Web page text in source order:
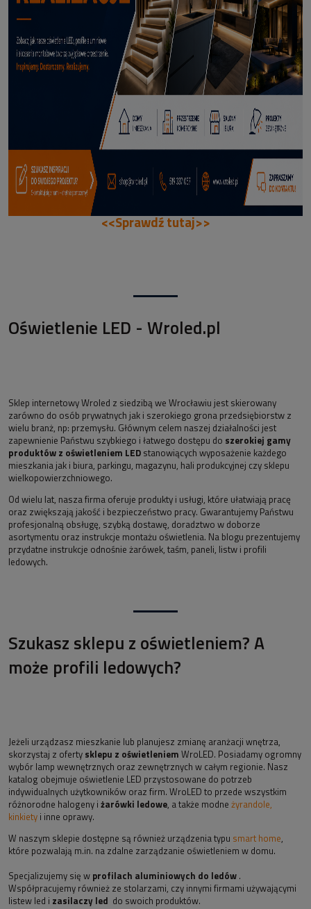
70,50 zł
DODAJ DO KOSZYKA
<<Sprawdź tutaj>>
Oświetlenie LED - Wroled.pl
Sklep internetowy Wroled z siedzibą we Wrocławiu jest skierowany
zarówno do osób prywatnych jak i szerokiego grona przedsiębiorstw z
wielu branż, np: przemysłu. Głównym celem naszej działalności jest
zapewnienie Państwu szybkiego i łatwego dostępu do szerokiej gamy
produktów z oświetleniem LED stanowiących wyposażenie każdego
mieszkania jak i biura, parkingu, magazynu, hali produkcyjnej czy sklepu
wielkopowierzchniowego.
Od wielu lat, nasza firma oferuje produkty i usługi, które ułatwiają pracę
oraz zwiększają jakość i bezpieczeństwo pracy. Gwarantujemy Państwu
profesjonalną obsługę, szybką dostawę, doradztwo w doborze
asortymentu oraz instrukcje montażu oświetlenia. Na blogu prezentujemy
przydatne instrukcje odnośnie żarówek, taśm, paneli, listw i profili
ledowych.
Szukasz sklepu z oświetleniem? A
może profili ledowych?
Jeżeli urządzasz mieszkanie lub planujesz zmianę aranżacji wnętrza,
skorzystaj z oferty sklepu z oświetleniem WroLED. Posiadamy ogromny
wybór lamp wewnętrznych oraz zewnętrznych w całym regionie. Nasz
katalog obejmuje oświetlenie LED przystosowane do potrzeb
indywidualnych użytkowników oraz firm. WroLED to przede wszystkim
różnorodne halogeny i żarówki ledowe, a także modne żyrandole,
kinkiety i inne oprawy.
W naszym sklepie dostępne są również urządzenia typu smart home,
które pozwalają m.in. na zdalne zarządzanie oświetleniem w domu.
Specjalizujemy się w profilach aluminiowych do ledów .
Współpracujemy również ze stolarzami, czy innymi firmami używającymi
listew led i zasilaczy led do swoich produktów.